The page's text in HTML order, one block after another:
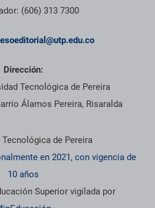
(606) 313 7300
Dirección:
Tecnológica de Pereira
Álamos Pereira, Risaralda
Tecnológica de Pereira
en 2021, con vigencia de
10 años
Superior vigilada por